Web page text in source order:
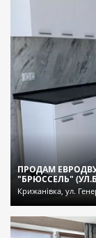
ПРОДАМ
"БРЮССЕЛЬ"
Крижанівка, ул.